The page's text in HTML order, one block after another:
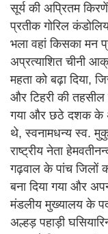
सूर्य की अप्रितम
प्रतीक गोरिल
भला वहां किसका मन
अप्रत्याशित चीनी
महता को बढ़ा दिया,
और टिहरी की तहसील
गया और छठे दशक के
थे, स्वनामधन्य स्व.
राष्ट्रीय नेता
गढ़वाल के पांच
बना दिया गया और
मंडलीय मुख्यालय के
अल्हड़ पहाड़ी